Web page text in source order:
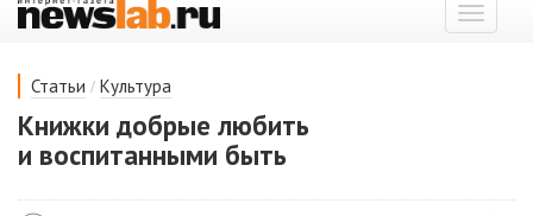
Показать
меню
Статьи / Культура
Книжки добрые любить
и воспитанными быть